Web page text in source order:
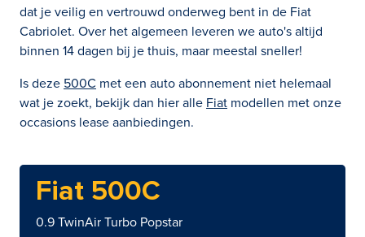
dat je veilig en vertrouwd onderweg bent in de Fiat
Cabriolet. Over het algemeen leveren we auto's altijd
binnen 14 dagen bij je thuis, maar meestal sneller!
Is deze 500C met een auto abonnement niet helemaal
wat je zoekt, bekijk dan hier alle Fiat modellen met onze
occasions lease aanbiedingen.
Fiat 500C
0.9 TwinAir Turbo Popstar